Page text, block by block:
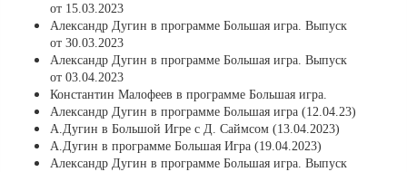
от 15.03.2023
Александр Дугин в программе Большая игра. Выпуск
от 30.03.2023
Александр Дугин в программе Большая игра. Выпуск
от 03.04.2023
Константин Малофеев в программе Большая игра.
Александр Дугин в программе Большая игра (12.04.23)
А.Дугин в Большой Игре с Д. Саймсом (13.04.2023)
А.Дугин в программе Большая Игра (19.04.2023)
Александр Дугин в программе Большая игра. Выпуск